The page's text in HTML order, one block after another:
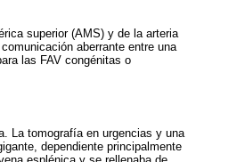
superior (AMS) y de la arteria
aberrante entre una
las FAV congénitas o
La tomografía en urgencias y una
dependiente principalmente